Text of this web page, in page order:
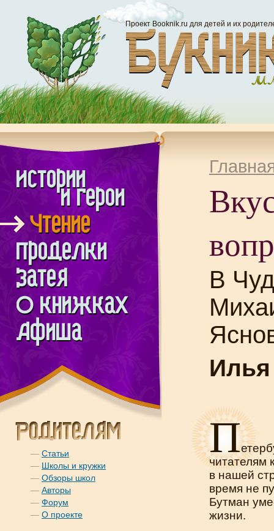
Проект Booknik.ru для детей и их
— Статьи
— Школы и кружки
— Обзоры школ
— Авторы
— Форум
— О проекте
В
П
читателям
в нашей
время не
Бутман
жизни.